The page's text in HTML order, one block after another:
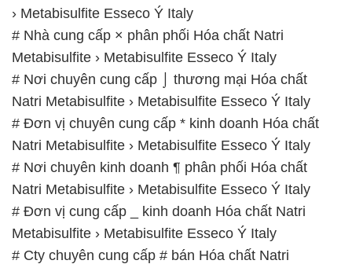
› Metabisulfite Esseco Ý Italy
# Nhà cung cấp × phân phối Hóa chất Natri
Metabisulfite › Metabisulfite Esseco Ý Italy
# Nơi chuyên cung cấp ⌡ thương mại Hóa chất
Natri Metabisulfite › Metabisulfite Esseco Ý Italy
# Đơn vị chuyên cung cấp * kinh doanh Hóa chất
Natri Metabisulfite › Metabisulfite Esseco Ý Italy
# Nơi chuyên kinh doanh ¶ phân phối Hóa chất
Natri Metabisulfite › Metabisulfite Esseco Ý Italy
# Đơn vị cung cấp _ kinh doanh Hóa chất Natri
Metabisulfite › Metabisulfite Esseco Ý Italy
# Cty chuyên cung cấp # bán Hóa chất Natri